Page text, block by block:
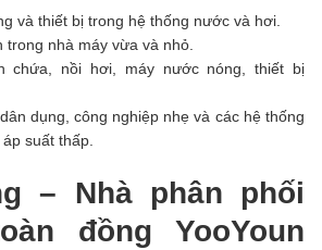
và thiết bị trong hệ thống nước và hơi.
trong nhà máy vừa và nhỏ.
chứa, nồi hơi, máy nước nóng, thiết bị
dụng, công nghiệp nhẹ và các hệ thống
suất thấp.
– Nhà phân phối
đồng YooYoun